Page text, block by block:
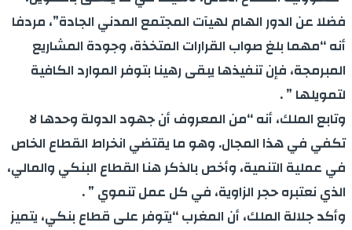
فضلا عن الدور الهام لهيآت المجتمع المدني الجادة”، مردفا
أنه “مهما بلغ صواب القرارات المتخذة، وجودة المشاريع
المبرمجة، فإن تنفيذها يبقى رهينا بتوفر الموارد الكافية
لتمويلها ” .
وتابع الملك، أنه “من المعروف أن جهود الدولة وحدها لا
تكفي في هذا المجال. وهو ما يقتضي انخراط القطاع الخاص
في عملية التنمية، وأخص بالذكر هنا القطاع البنكي والمالي،
الذي نعتبره حجر الزاوية، في كل عمل تنموي ” .
وأكد جلالة الملك، أن المغرب “يتوفر على قطاع بنكي، يتميز